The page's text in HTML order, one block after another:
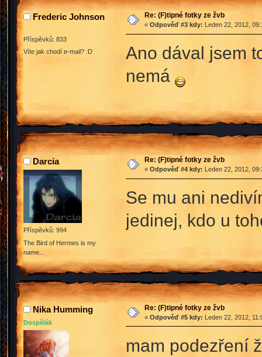
Frederic Johnson
Příspěvků: 833
Víte jak chodí e-mail? :D
Re: (F)tipné fotky ze žvb
« Odpověď #3 kdy: Leden 22, 2012,
Ano dával jsem
nemá
Darcia
Příspěvků: 994
The Bird of Hermes is my
name...
Re: (F)tipné fotky ze žvb
« Odpověď #4 kdy: Leden 22, 2012,
Se mu ani
jedinej, kdo u
Nika Humming
Dospělák
Re: (F)tipné fotky ze žvb
« Odpověď #5 kdy: Leden 22, 2012,
mam podezření